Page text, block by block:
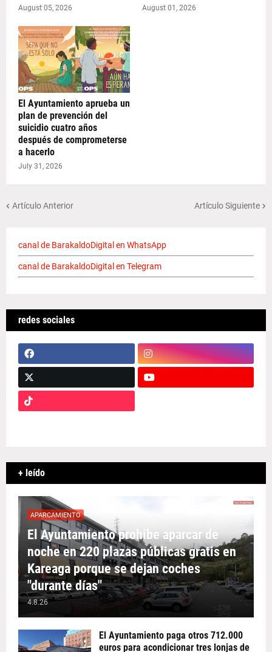
August 05, 2026 August 01, 2026
El Ayuntamiento aprueba un
plan de prevención del
suicidio cuatro años
después de comprometerse
a hacerlo
July 31, 2026
Artículo Anterior Artículo Siguiente
canal de BarakaldoDigital en WhatsApp
canal de BarakaldoDigital en Telegram
redes sociales
+ leído
APARCAMIENTO
El Ayuntamiento prohíbe aparcar de
noche en 220 plazas públicas gratis en
Kareaga porque se dejan coches
"durante días"
4.8.26
El Ayuntamiento paga otros 712.000
euros para acondicionar tres lonjas de